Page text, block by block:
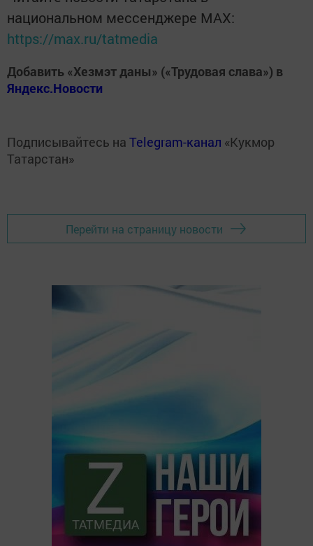
национальном мессенджере MАХ:
https://max.ru/tatmedia
Добавить «Хезмэт даны» («Трудовая слава») в
Яндекс.Новости
Подписывайтесь на Telegram-канал «Кукмор
Татарстан»
Перейти на страницу новости